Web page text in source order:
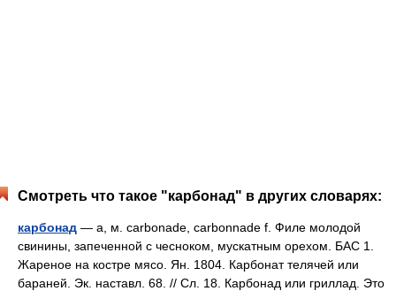
Смотреть что такое "карбонад" в других словарях:
карбонад — а, м. carbonade, carbonnade f. Филе молодой
свинины, запеченной с чесноком, мускатным орехом. БАС 1.
Жареное на костре мясо. Ян. 1804. Карбонат телячей или
бараней. Эк. наставл. 68. // Сл. 18. Карбонад или гриллад. Это